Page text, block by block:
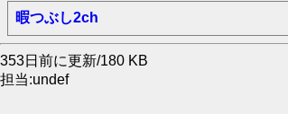
暇つぶし2ch
353日前に更新/180 KB
担当:undef